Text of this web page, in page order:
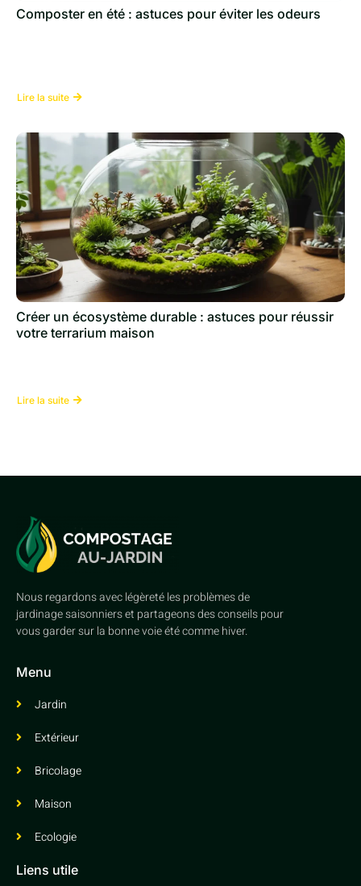
Composter en été : astuces pour éviter les odeurs
Lire la suite
Créer un écosystème durable : astuces pour réussir
votre terrarium maison
Lire la suite
Nous regardons avec légèreté les problèmes de
jardinage saisonniers et partageons des conseils pour
vous garder sur la bonne voie été comme hiver.
Menu
Jardin
Extérieur
Bricolage
Maison
Ecologie
Liens utile